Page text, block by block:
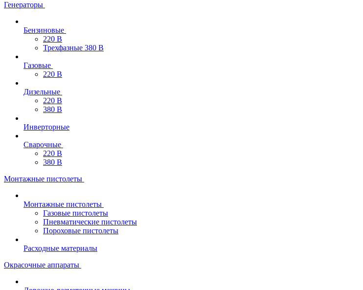
Генераторы
Бензиновые
220 В
Трехфазные 380 В
Газовые
220 В
Дизельные
220 В
380 В
Инверторные
Сварочные
220 В
380 В
Монтажные пистолеты
Монтажные пистолеты
Газовые пистолеты
Пневматические пистолеты
Пороховые пистолеты
Расходные материалы
Окрасочные аппараты